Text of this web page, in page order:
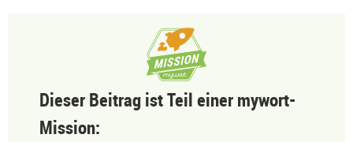
Dieser Beitrag ist Teil einer mywort-
Mission: